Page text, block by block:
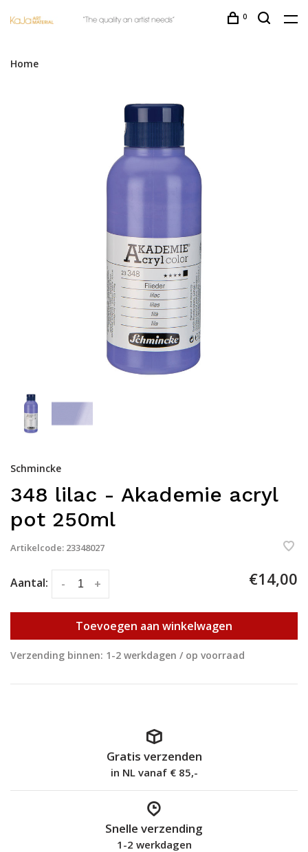
0
Home
Schmincke
348 lilac - Akademie acryl
pot 250ml
Artikelcode: 23348027
Aantal: +
- €14,00
Toevoegen aan winkelwagen
Verzending binnen: 1-2 werkdagen / op voorraad
Gratis verzenden
in NL vanaf € 85,-
Snelle verzending
1-2 werkdagen